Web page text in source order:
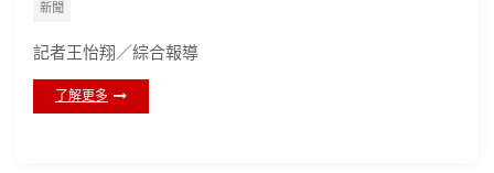
新聞
記者王怡翔／綜合報導
了解更多